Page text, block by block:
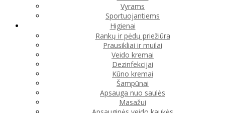
Vyrams
Sportuojantiems
Higienai
Rankų ir pėdų priežiūra
Prausikliai ir muilai
Veido kremai
Dezinfekcijai
Kūno kremai
Šampūnai
Apsauga nuo saulės
Masažui